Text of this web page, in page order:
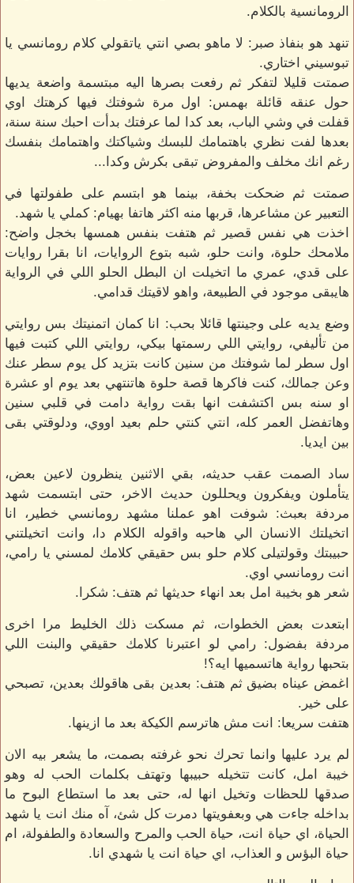
الرومانسية بالكلام.
تنهد هو بنفاذ صبر: لا ماهو بصي انتي ياتقولي كلام رومانسي يا
تبوسيني اختاري.
صمتت قليلا لتفكر ثم رفعت بصرها اليه مبتسمة واضعة يديها
حول عنقه قائلة بهمس: اول مرة شوفتك فيها كرهتك اوي
قفلت في وشي الباب، بعد كدا لما عرفتك بدأت احبك سنة سنة،
بعدها لفت نظري باهتمامك للبسك وشياكتك واهتمامك بنفسك
رغم انك مخلف والمفروض تبقى بكرش وكدا...
صمتت ثم ضحكت بخفة، بينما هو ابتسم على طفولتها في
التعبير عن مشاعرها، قربها منه اكثر هاتفا بهيام: كملي يا شهد.
اخذت هي نفس قصير ثم هتفت بنفس همسها بخجل واضح:
ملامحك حلوة، وانت حلو، شبه بتوع الروايات، انا بقرا روايات
على قدي، عمري ما اتخيلت ان البطل الحلو اللي في الرواية
هايبقى موجود في الطبيعة، واهو لاقيتك قدامي.
وضع يديه على وجينتها قائلا بحب: انا كمان اتمنيتك بس روايتي
من تأليفي، روايتي اللي رسمتها بيكي، روايتي اللي كتبت فيها
اول سطر لما شوفتك من سنين كانت بتزيد كل يوم سطر عنك
وعن جمالك، كنت فاكرها قصة حلوة هاتنتهي بعد يوم او عشرة
او سنه بس اكتشفت انها بقت رواية دامت في قلبي سنين
وهاتفضل العمر كله، انتي كنتي حلم بعيد اووي، ودلوقتي بقى
بين ايديا.
ساد الصمت عقب حديثه، بقي الاثنين ينظرون لاعين بعض،
يتأملون ويفكرون ويحللون حديث الاخر، حتى ابتسمت شهد
مردفة بعبث: شوفت اهو عملنا مشهد رومانسي خطير، انا
اتخيلتك الانسان الي هاحبه واقوله الكلام دا، وانت اتخيلتني
حبيبتك وقولتيلى كلام حلو بس حقيقي كلامك لمسني يا رامي،
انت رومانسي اوي.
شعر هو بخيبة امل بعد انهاء حديثها ثم هتف: شكرا.
ابتعدت بعض الخطوات، ثم مسكت ذلك الخليط مرا اخرى
مردفة بفضول: رامي لو اعتبرنا كلامك حقيقي والبنت اللي
بتحبها رواية هاتسميها ايه؟!
اغمض عيناه بضيق ثم هتف: بعدين بقى هاقولك بعدين، تصبحي
على خير.
هتفت سريعا: انت مش هاترسم الكيكة بعد ما ازينها.
لم يرد عليها وانما تحرك نحو غرفته بصمت، ما يشعر بيه الان
خيبة امل، كانت تتخيله حبيبها وتهتف بكلمات الحب له وهو
صدقها للحظات وتخيل انها له، حتى بعد ما استطاع البوح ما
بداخله جاءت هي وبعفويتها دمرت كل شئ، آه منك انت يا شهد
الحياة، اي حياة انت، حياة الحب والمرح والسعادة والطفولة، ام
حياة البؤس و العذاب، اي حياة انت يا شهدي انا.